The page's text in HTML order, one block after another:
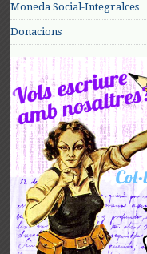
Moneda Social-Integralces
Donacions